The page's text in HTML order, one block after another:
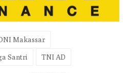
Makassar
Santri TNI AD